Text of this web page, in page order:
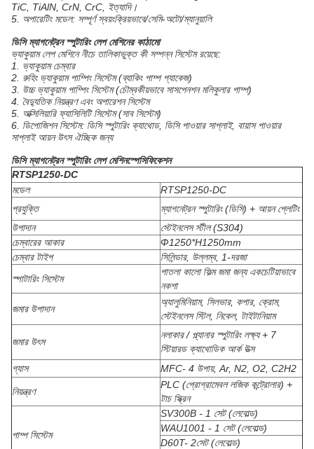
TiC, TiAlN, CrN, CrC, ইত্যাদি।
5. অপারেটিং মডেল: সম্পূর্ণ স্বয়ংক্রিয়ভাবে/সেমি-অটো/ম্যানুয়ালি
ডিসি ম্যাগনেট্রন স্পুটারিং লেপ মেশিনের কাঠামো
ভ্যাকুয়াম লেপ মেশিনে নীচে তালিকাভুক্ত কী সম্পন্ন সিস্টেম রয়েছে:
1. ভ্যাকুয়াম চেম্বার
2. রুহিং ভ্যাকুয়াম পাম্পিং সিস্টেম (ব্যাকিং পাম্প প্যাকেজ)
3. উচ্চ ভ্যাকুয়াম পাম্পিং সিস্টেম (চৌম্বকীয়ভাবে সাসপেনশন মলিকুলার পাম্প)
4. বৈদ্যুতিক নিয়ন্ত্রণ এবং অপারেশন সিস্টেম
5. অক্সিলিয়ারি ফ্যাসিলিটি সিস্টেম (সাব সিস্টেম)
6. ডিপোজিশন সিস্টেম: ডিসি স্পুটারিং ক্যাথোড, ডিসি পাওয়ার সাপ্লাই, বায়াস পাওয়ার
সাপ্লাই আয়ন উৎস ঐচ্ছিক জন্য
ডিসি ম্যাগনেট্রন স্পুটারিং লেপ মেশিনস্পেসিফিকেশন
RTSP1250-DC
মডেল
RTSP1250-DC
প্রযুক্তি
ম্যাগনেট্রন স্পুটারিং (ডিসি) + আয়ন প্লেটিং
উপাদান
স্টেইনলেস স্টীল (S304)
চেম্বারের আকার
Φ1250*H1250mm
চেম্বার টাইপ
সিলিন্ডার, উল্লম্ব, 1-দরজা
স্পাটারিং সিস্টেম
পাতলা কালো ফিল্ম জমা জন্য একচেটিয়াভাবে
নকশা
জমার উপাদান
অ্যালুমিনিয়াম, সিলভার, কপার, ক্রোম,
স্টেইনলেস স্টিল, নিকেল, টাইটানিয়াম
জমার উৎস
নলাকার / প্ল্যানার স্পুটারিং লক্ষ্য + 7
স্টিয়ারড ক্যাথোডিক আর্ক উত্স
গ্যাস
MFC- 4 উপায়, Ar, N2, O2, C2H2
নিয়ন্ত্রণ
PLC (প্রোগ্রামেবল লজিক কন্ট্রোলার) +
টাচ স্ক্রিন
পাম্প সিস্টেম
SV300B - 1 সেট (লেবোল্ড)
WAU1001 - 1 সেট (লেবোল্ড)
D60T- 2সেট (লেবোল্ড)